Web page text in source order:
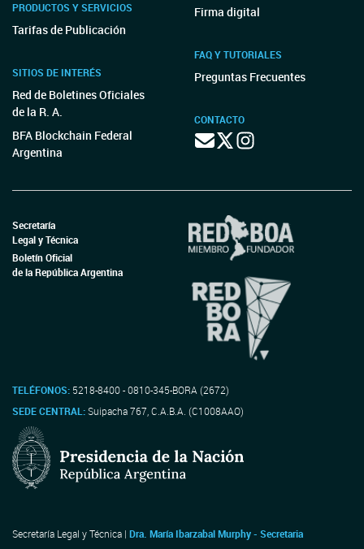
PRODUCTOS Y SERVICIOS
Tarifas de Publicación
SITIOS DE INTERÉS
Red de Boletines Oficiales
de la R. A.
BFA Blockchain Federal
Argentina
Firma digital
FAQ Y TUTORIALES
Preguntas Frecuentes
CONTACTO
Secretaría
Legal y Técnica
Boletín Oficial
de la República Argentina
TELÉFONOS: 5218-8400 - 0810-345-BORA (2672)
SEDE CENTRAL:Suipacha 767, C.A.B.A. (C1008AAO)
Secretaría Legal y Técnica | Dra. María Ibarzabal Murphy - Secretaria